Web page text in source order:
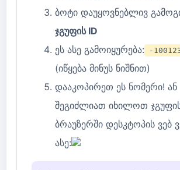
ბოტი დაუყოვნებლივ
ჯგუფის ID
ეს ასე გამოიყურება:
-
(იწყება მინუს ნიშნით)
დააკოპირეთ ეს ნომერი! ან
შეგიძლიათ იხილოთ
ბრაუზერში დესკტოპის ვებ
ასე: